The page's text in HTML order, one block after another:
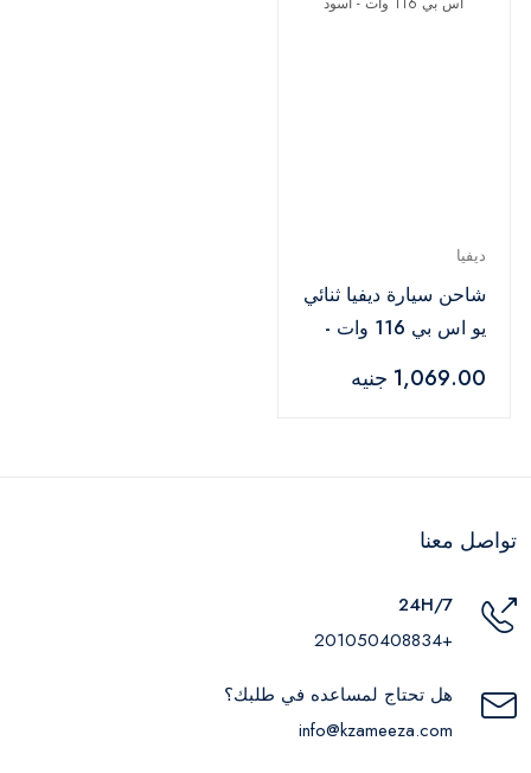
ديفيا
شاحن سيارة ديفيا ثنائي
يو اس بي 116 وات -
1,069.00 جنيه
تواصل معنا
24H/7
+201050408834
هل تحتاج لمساعده في طلبك؟
info@kzameeza.com